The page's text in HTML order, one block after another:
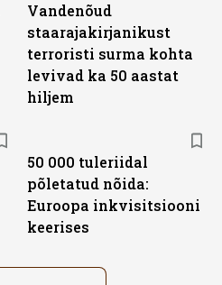
Vandenõud
staarajakirjanikust
terroristi surma kohta
levivad ka 50 aastat
hiljem
50 000 tuleriidal
põletatud nõida:
Euroopa inkvisitsiooni
keerises